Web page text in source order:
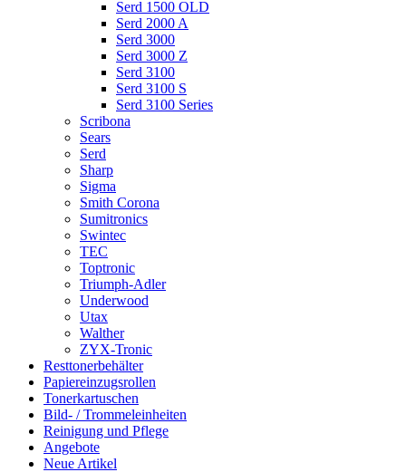
Serd 1500 OLD
Serd 2000 A
Serd 3000
Serd 3000 Z
Serd 3100
Serd 3100 S
Serd 3100 Series
Scribona
Sears
Serd
Sharp
Sigma
Smith Corona
Sumitronics
Swintec
TEC
Toptronic
Triumph-Adler
Underwood
Utax
Walther
ZYX-Tronic
Resttonerbehälter
Papiereinzugsrollen
Tonerkartuschen
Bild- / Trommeleinheiten
Reinigung und Pflege
Angebote
Neue Artikel